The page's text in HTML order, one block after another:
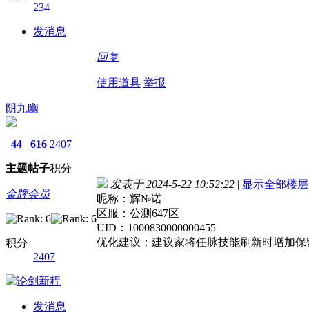
234
发消息
回复
使用道具 举报
阴九幽
44
主题
616
帖子
2407
积分
金牌会员
积分
2407
发消息
发表于 2024-5-22 10:52:22 | 显示全部楼层
昵称：辉№诺
区服：公测647区
UID：1000830000000455
优化建议：建议家将任脉技能刷新时增加